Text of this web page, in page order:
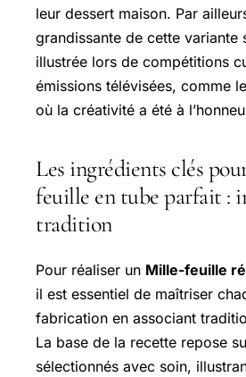
leur dessert maison. Par
grandissante de cette variante
illustrée lors de compétitions
émissions télévisées, comme
où la créativité a été à
Les ingrédients clés
feuille en tube parfait :
tradition
Pour réaliser un Mille-feuille
il est essentiel de maîtriser
fabrication en associant
La base de la recette repose
sélectionnés avec soin,